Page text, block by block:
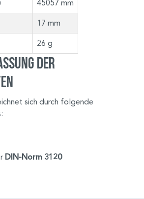
45057 mm
17 mm
26 g
der
sich durch folgende
DIN-Norm 3120